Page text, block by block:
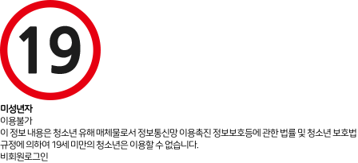
미성년자
이용불가
이 정보 내용은 청소년 유해 매체물로서 정보통신망 이용촉진 정보보호등에 관한 법률 및 청소년 보호법
규정에 의하여 19세 미만의 청소년은 이용할 수 없습니다.
비회원로그인